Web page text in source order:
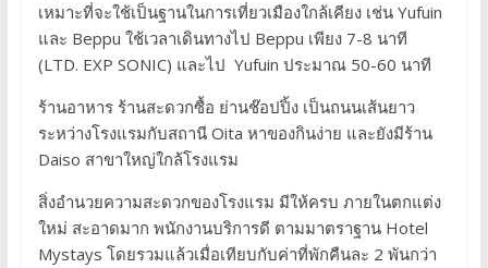
เหมาะที่จะใช้เป็นฐานในการเที่ยวเมืองใกล้เคียง เช่น Yufuin
และ Beppu ใช้เวลาเดินทางไป Beppu เพียง 7-8 นาที
(LTD. EXP SONIC) และไป Yufuin ประมาณ 50-60 นาที
ร้านอาหาร ร้านสะดวกซื้อ ย่านช๊อปปิ้ง เป็นถนนเส้นยาว
ระหว่างโรงแรมกับสถานี Oita หาของกินง่าย และยังมีร้าน
Daiso สาขาใหญ่ใกล้โรงแรม
สิ่งอำนวยความสะดวกของโรงแรม มีให้ครบ ภายในตกแต่ง
ใหม่ สะอาดมาก พนักงานบริการดี ตามมาตราฐาน Hotel
Mystays โดยรวมแล้วเมื่อเทียบกับค่าที่พักคืนละ 2 พันกว่า